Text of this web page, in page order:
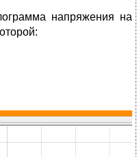
напряжения на